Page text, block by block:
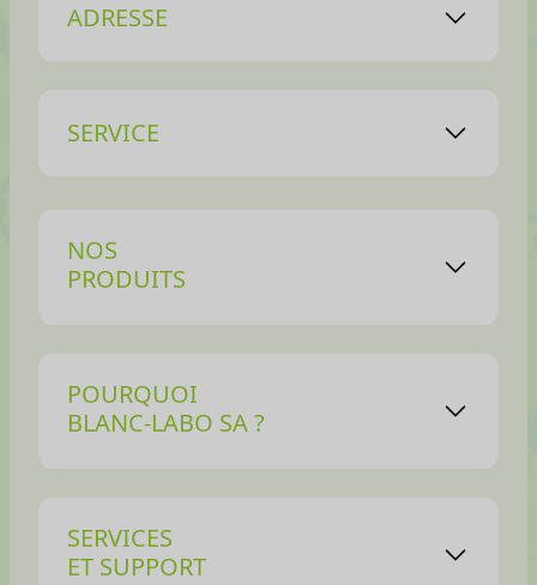
ADRESSE
SERVICE
NOS
PRODUITS
POURQUOI
BLANC-LABO SA ?
SERVICES
ET SUPPORT